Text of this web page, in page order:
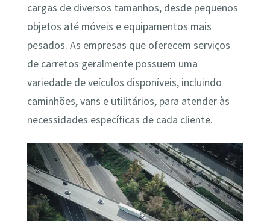
cargas de diversos tamanhos, desde pequenos
objetos até móveis e equipamentos mais
pesados. As empresas que oferecem serviços
de carretos geralmente possuem uma
variedade de veículos disponíveis, incluindo
caminhões, vans e utilitários, para atender às
necessidades específicas de cada cliente.